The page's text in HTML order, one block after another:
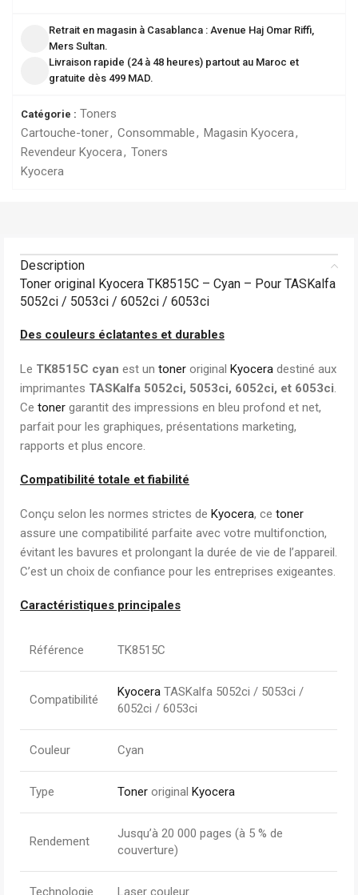
Retrait en magasin à Casablanca : Avenue Haj Omar Riffi,
Mers Sultan.
Livraison rapide (24 à 48 heures) partout au Maroc et
gratuite dès 499 MAD.
Catégorie : Toners
Cartouche-toner, Consommable, Magasin Kyocera,
Revendeur Kyocera, Toners
Kyocera
Description
Toner original Kyocera TK8515C – Cyan – Pour TASKalfa
5052ci / 5053ci / 6052ci / 6053ci
Des couleurs éclatantes et durables
Le TK8515C cyan est un toner original Kyocera destiné aux
imprimantes TASKalfa 5052ci, 5053ci, 6052ci, et 6053ci.
Ce toner garantit des impressions en bleu profond et net,
parfait pour les graphiques, présentations marketing,
rapports et plus encore.
Compatibilité totale et fiabilité
Conçu selon les normes strictes de Kyocera, ce toner
assure une compatibilité parfaite avec votre multifonction,
évitant les bavures et prolongant la durée de vie de l’appareil.
C’est un choix de confiance pour les entreprises exigeantes.
Caractéristiques principales
Référence TK8515C
Compatibilité
Kyocera TASKalfa 5052ci / 5053ci /
6052ci / 6053ci
Couleur Cyan
Type Toner original Kyocera
Rendement
Jusqu’à 20 000 pages (à 5 % de
couverture)
Technologie Laser couleur